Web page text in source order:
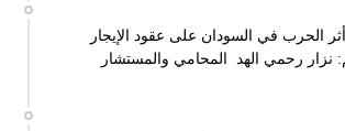
الحرب في السودان على عقود الإيجار
نزار رحمي الهد المحامي والمستشار